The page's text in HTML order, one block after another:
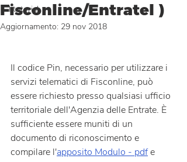
I tutorial
Fisconline/Entratel )
Aggiornamento: 29 nov 2018
Il codice Pin, necessario per utilizzare i
servizi telematici di Fisconline, può
essere richiesto presso qualsiasi ufficio
territoriale dell'Agenzia delle Entrate. È
sufficiente essere muniti di un
documento di riconoscimento e
compilare l'apposito Modulo - pdf e